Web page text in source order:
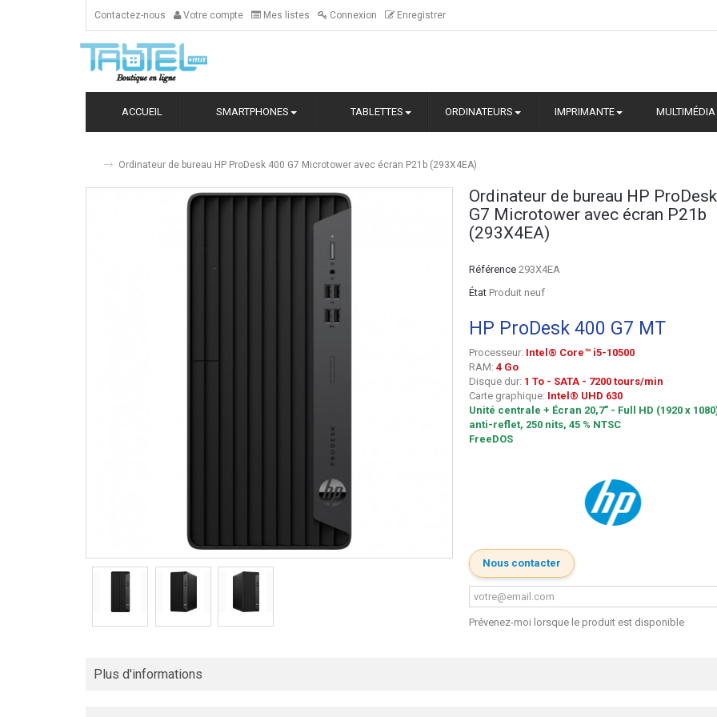
Contactez-nous Votre compte Mes listes Connexion Enregistrer
ACCUEIL SMARTPHONES TABLETTES ORDINATEURS IMPRIMANTE MULTIMÉDIA
Ordinateur de bureau HP ProDesk 400 G7 Microtower avec écran P21b (293X4EA)
Ordinateur de bureau HP
G7 Microtower avec écran P21b
(293X4EA)
Référence 293X4EA
État Produit neuf
HP ProDesk 400 G7 MT
Processeur: Intel® Core™ i5-10500
RAM:4 Go
Disque dur: 1 To - SATA - 7200 tours/min
Carte graphique: Intel® UHD 630
Unité centrale + Écran 20,7" - Full HD (1920 x
anti-reflet, 250 nits, 45 % NTSC
FreeDOS
Nous contacter
Prévenez-moi lorsque le produit est disponible
Plus d'informations